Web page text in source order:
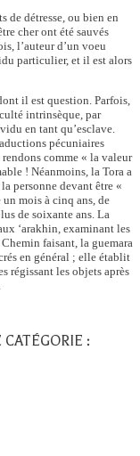
de détresse, ou bien en
cher ont été sauvés
l’auteur d’un voeu
particulier, et il est alors
il est question. Parfois,
intrinsèque, par
en tant qu’esclave.
pécuniaires
comme « la valeur
! Néanmoins, la Tora a
personne devant être «
un mois à cinq ans, de
de soixante ans. La
‘arakhin, examinant les
faisant, la guemara
en général ; elle établit
régissant les objets après
: